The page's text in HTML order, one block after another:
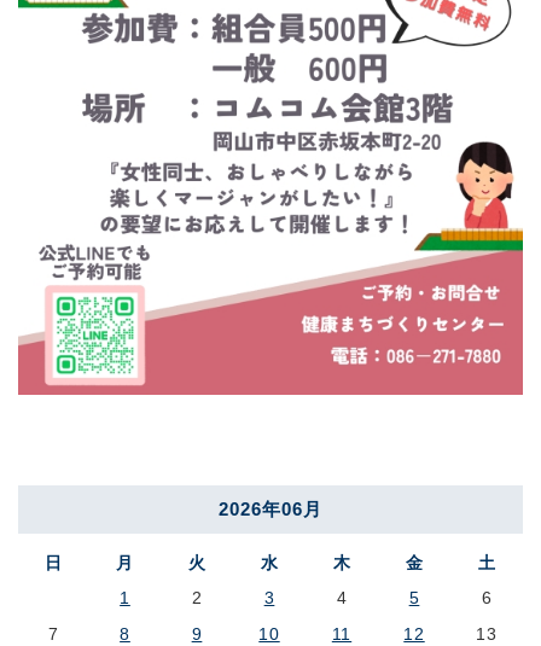
2026年06月
日 月 火 水 木 金 土
1 2 3 4 5
6
7
8 9 10 11 12
13